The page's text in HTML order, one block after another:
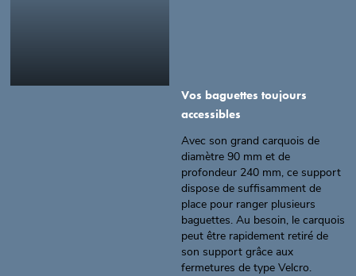
Vos baguettes toujours
accessibles
Avec son grand carquois de
diamètre 90 mm et de
profondeur 240 mm, ce support
dispose de suffisamment de
place pour ranger plusieurs
baguettes. Au besoin, le carquois
peut être rapidement retiré de
son support grâce aux
fermetures de type Velcro.